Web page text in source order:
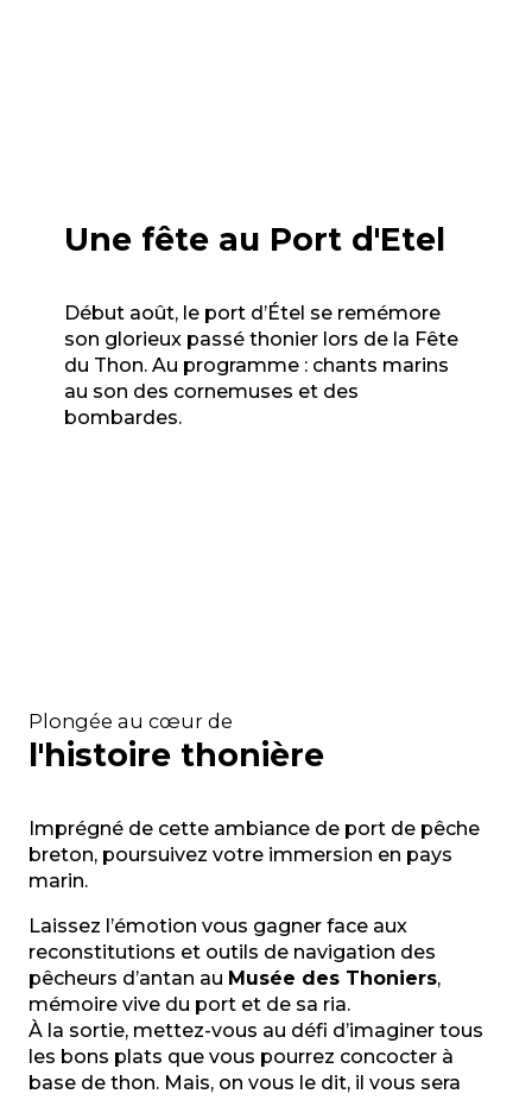
Une fête au Port d'Etel
Début août, le port d’Étel se remémore
son glorieux passé thonier lors de la Fête
du Thon. Au programme : chants marins
au son des cornemuses et des
bombardes.
Plongée au cœur de
l'histoire thonière
Imprégné de cette ambiance de port de pêche
breton, poursuivez votre immersion en pays
marin.
Laissez l’émotion vous gagner face aux
reconstitutions et outils de navigation des
pêcheurs d’antan au Musée des Thoniers,
mémoire vive du port et de sa ria.
À la sortie, mettez-vous au défi d’imaginer tous
les bons plats que vous pourrez concocter à
base de thon. Mais, on vous le dit, il vous sera